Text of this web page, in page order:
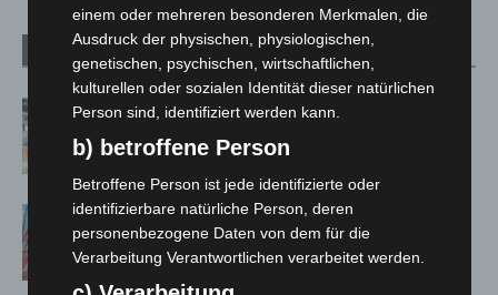
Mehr vom Autor
Kunst trifft Weingenuss: Barbara-
Susann Mehring zeigt ihre Werke im
Jacques’ Wein-Depot Isernhagen
A2: Zweite Turbobaustelle startet
zwischen Hannover-West und
Bothfeld
einem oder mehreren besonderen Merkmalen, die
Ausdruck der physischen, physiologischen,
genetischen, psychischen, wirtschaftlichen,
kulturellen oder sozialen Identität dieser natürlichen
Person sind, identifiziert werden kann.
b) betroffene Person
Betroffene Person ist jede identifizierte oder
identifizierbare natürliche Person, deren
personenbezogene Daten von dem für die
Verarbeitung Verantwortlichen verarbeitet werden.